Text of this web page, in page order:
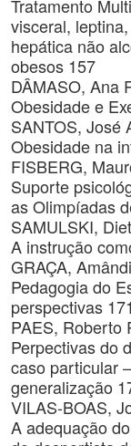
Tratamento
visceral,
hepática não
obesos 157
DÂMASO, Ana
Obesidade e
SANTOS, José
Obesidade na
FISBERG,
Suporte
as Olimpíadas
SAMULSKI,
A instrução
GRAÇA,
Pedagogia do
perspectivas 171
PAES, Roberto
Perpectivas do
caso particular
generalização
VILAS-BOAS,
A adequação